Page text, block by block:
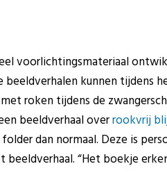
voorlichtingsmateriaal
beeldverhalen kunnen
roken tijdens de
beeldverhaal overrookvrij
dan normaal. Deze is
“Het boekje